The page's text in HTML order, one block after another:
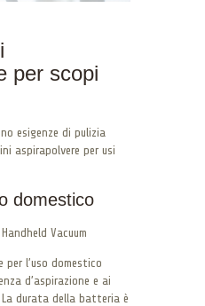
per scopi
esigenze di pulizia
aspirapolvere per usi
domestico
Handheld Vacuum
per l’uso domestico
d’aspirazione e ai
durata della batteria è